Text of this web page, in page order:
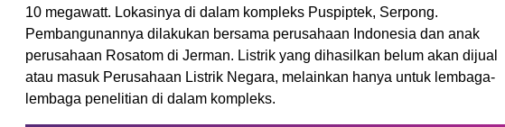
10 megawatt. Lokasinya di dalam kompleks Puspiptek, Serpong.
Pembangunannya dilakukan bersama perusahaan Indonesia dan anak
perusahaan Rosatom di Jerman. Listrik yang dihasilkan belum akan dijual
atau masuk Perusahaan Listrik Negara, melainkan hanya untuk lembaga-
lembaga penelitian di dalam kompleks.